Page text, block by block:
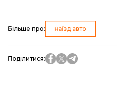
Більше про: наїзд авто
Поділитися: